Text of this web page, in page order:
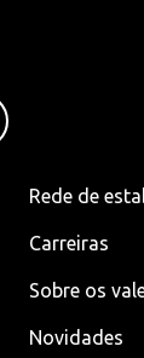
Rede de
Carreiras
Sobre os
Novidades